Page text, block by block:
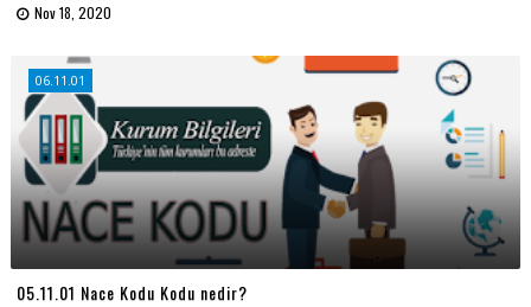
Nov 18, 2020
06.11.01
05.11.01 Nace Kodu Kodu nedir?